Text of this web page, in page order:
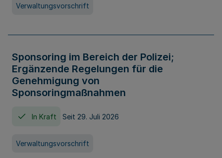
Verwaltungsvorschrift
Sponsoring im Bereich der Polizei;
Ergänzende Regelungen für die
Genehmigung von
Sponsoringmaßnahmen
In Kraft Seit 29. Juli 2026
Verwaltungsvorschrift